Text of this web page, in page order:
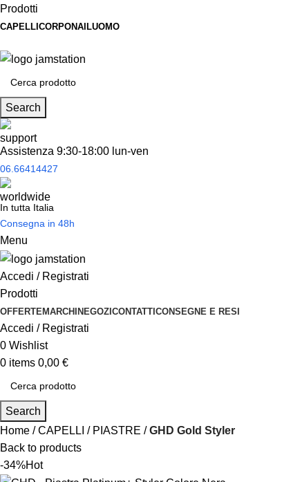
Prodotti
CAPELLI CORPONAILUOMO
Search
Assistenza 9:30-18:00 lun-ven
06.66414427
In tutta Italia
Consegna in 48h
Menu
Accedi / Registrati
Prodotti
OFFERTEMARCHINEGOZICONTATTICONSEGNE E RESI
Accedi / Registrati
0 Wishlist
0 items 0,00 €
Search
Home
CAPELLI PIASTRE
GHD Gold Styler
Back to products
-34%Hot